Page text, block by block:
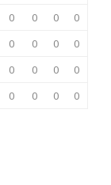
0 0 0
0
0 0 0
0
0 0 0
0
0 0 0 0